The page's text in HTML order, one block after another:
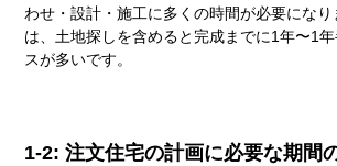
わせ・設計・施工に多くの時間が必要になり
は、土地探しを含めると完成までに1年〜1
スが多いです。
1-2: 注文住宅の計画に必要な期間